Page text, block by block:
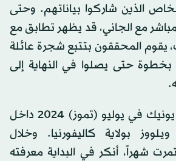
الذين شاركوا بياناتهم. وحتى
مع الجاني، قد يظهر تطابق مع
يقوم المحققون بتتبع شجرة عائلة
حتى يصلوا في النهاية إلى
وأُلقي القبض على يونيك في يوليو (تموز) 2024 داخل
بولاية كاليفورنيا. وخلال
شهراً، أنكر في البداية معرفته